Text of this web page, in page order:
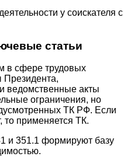
статьи
в сфере трудовых
ведомственные акты
ограничения, но
ТК РФ. Если
то применяется ТК.
и 351.1 формируют базу